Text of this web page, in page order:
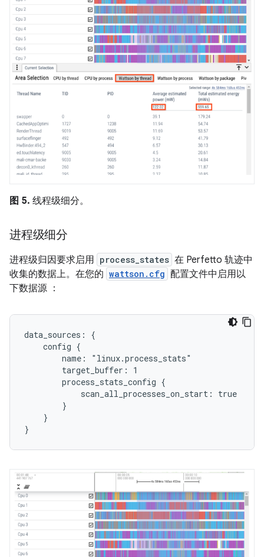
图 5. 线程级细分。
进程级细分
进程级归因要求启用 process_states 在 Perfetto 轨迹中
收集的数据上。在您的 wattson.cfg 配置文件中启用以
下数据源 ：
data_sources: {
    config {
        name: "linux.process_stats"
        target_buffer: 1
        process_stats_config {
            scan_all_processes_on_start: true
        }
    }